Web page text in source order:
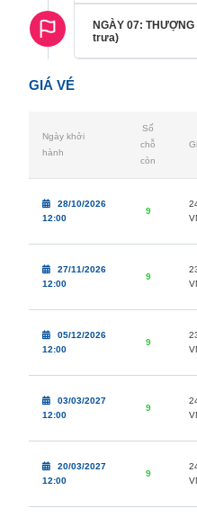
NGÀY 07:
trưa)
GIÁ VÉ
Ngày khởi
hành
Số
chỗ
còn
28/10/2026
12:00
9
27/11/2026
12:00
9
05/12/2026
12:00
9
03/03/2027
12:00
9
20/03/2027
12:00
9